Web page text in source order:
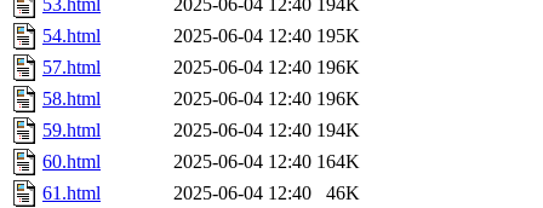
53.html
2025-06-04 12:40 194K
54.html
2025-06-04 12:40 195K
57.html
2025-06-04 12:40 196K
58.html
2025-06-04 12:40 196K
59.html
2025-06-04 12:40 194K
60.html
2025-06-04 12:40 164K
61.html
2025-06-04 12:40
46K